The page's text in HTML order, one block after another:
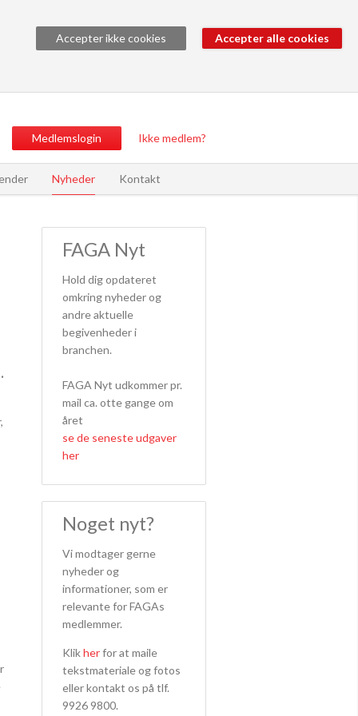
Accepter ikke cookies
Medlemslogin Ikke medlem?
Nyheder Kontakt
FAGA Nyt
Hold dig opdateret
omkring nyheder og
andre aktuelle
begivenheder i
branchen.
FAGA Nyt udkommer pr.
mail ca. otte gange om
året
se de seneste udgaver
her
Noget nyt?
Vi modtager gerne
nyheder og
informationer, som er
relevante for FAGAs
medlemmer.
Klikherfor at maile
tekstmateriale og fotos
eller kontakt os på tlf.
9926 9800.